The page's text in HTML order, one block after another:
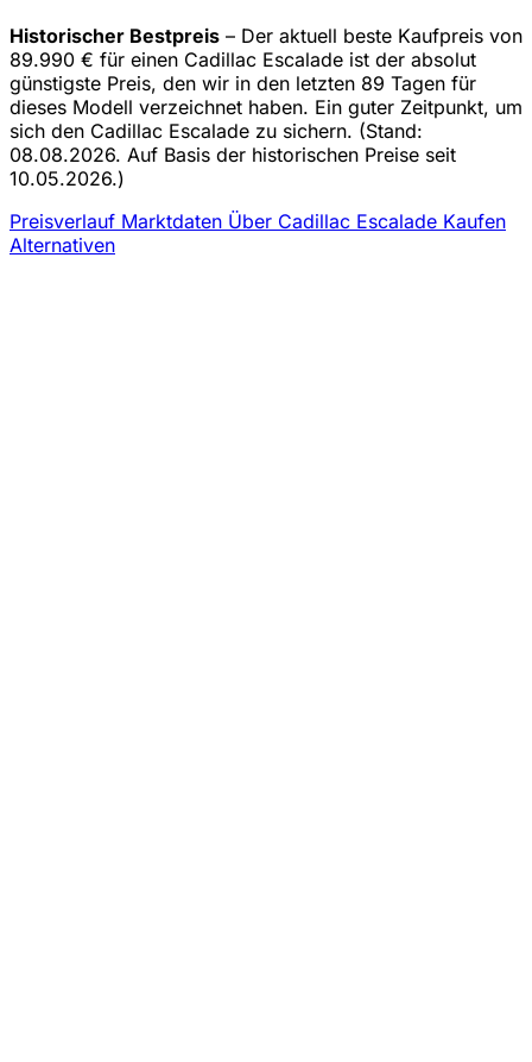
Historischer Bestpreis – Der aktuell beste Kaufpreis von
89.990 € für einen Cadillac Escalade ist der absolut
günstigste Preis, den wir in den letzten 89 Tagen für
dieses Modell verzeichnet haben. Ein guter Zeitpunkt, um
sich den Cadillac Escalade zu sichern. (Stand:
08.08.2026. Auf Basis der historischen Preise seit
10.05.2026.)
Preisverlauf Marktdaten Über Cadillac Escalade Kaufen
Alternativen